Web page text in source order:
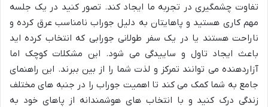
تفاوت چشمگیری در تجربه ما ایجاد کند. تصور کنید در یک جلسه
مهم کاری هستید و پاهایتان به دلیل جوراب نامناسب عرق کرده و
ناراحت هستند یا در یک سفر طولانی جورابی که انتخاب کرده اید
باعث ایجاد تاول و ساییدگی می شود. این مشکلات کوچک اما
آزاردهنده می توانند تمرکز و لذت شما را از بین ببرند. این راهنمای
جامع به شما کمک می کند تا اهمیت جوراب را در جنبه های مختلف
زندگی درک کنید و با انتخاب های هوشمندانه از پاهای خود به